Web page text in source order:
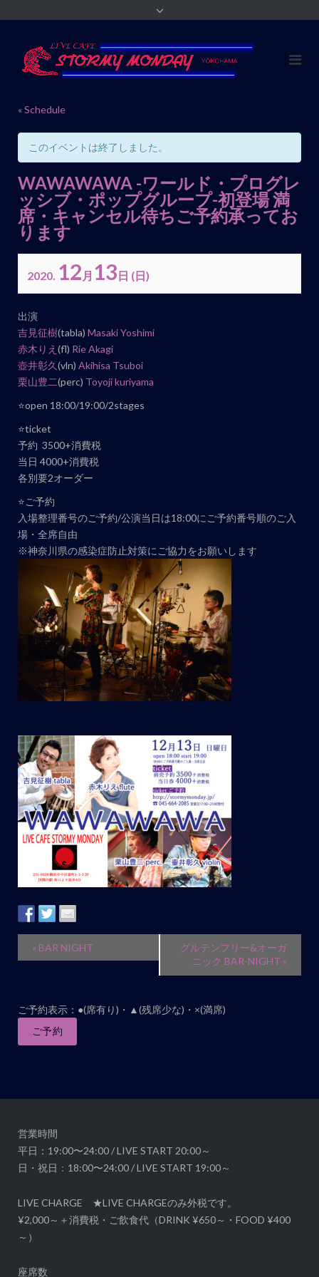
« Schedule
このイベントは終了しました。
WAWAWAWA -ワールド・プログレ
ッシブ・ポップグループ-初登場 満
席・キャンセル待ちご予約承ってお
ります
2020. 12 月 13日 (日)
イ
ベ
ン
ト
ナ
ビ
ゲ
ー
シ
ョ
ン
出演
吉見征樹(tabla) Masaki Yoshimi
赤木りえ (fl) Rie Akagi
壺井彰久 (vln) Akihisa Tsuboi
栗山豊二(perc) Toyoji kuriyama
⭐️open 18:00/19:00/2stages
⭐️ticket
予約 3500+消費税
当日 4000+消費税
各別要2オーダー
⭐️ご予約
入場整理番号のご予約/公演当日は18:00にご予約番号順のご入
場・全席自由
※神奈川県の感染症防止対策にご協力をお願いします
ベ
ナ
シ
ン
« BAR NIGHT
グルテンフリー&オーガ
ニック BAR-NIGHT »
ご予約表示：●(席有り)・▲(残席少な)・×(満席)
ご予約
営業時間
平日：19:00〜24:00 / LIVE START 20:00～
日・祝日：18:00〜24:00 / LIVE START 19:00～
LIVE CHARGE ★LIVE CHARGEのみ外税です。
¥2,000～＋消費税・ご飲食代（DRINK ¥650～・FOOD ¥400
～）
座席数